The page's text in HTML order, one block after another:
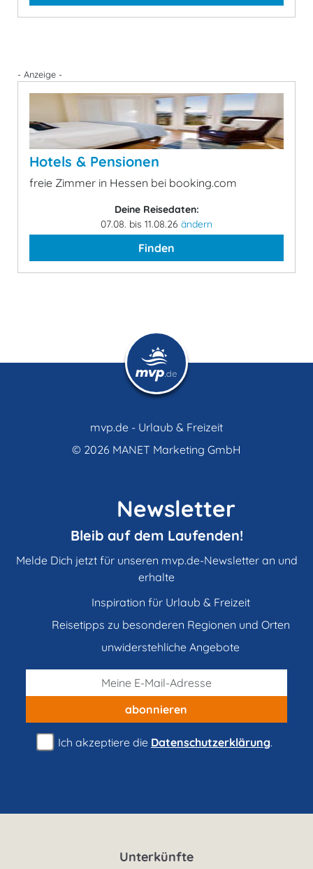
- Anzeige -
Hotels & Pensionen
freie Zimmer in Hessen bei booking.com
Deine Reisedaten:
07.08. bis 11.08.26 ändern
Finden
mvp.de - Urlaub & Freizeit
© 2026 MANET Marketing GmbH
Newsletter
Bleib auf dem Laufenden!
Melde Dich jetzt für unseren mvp.de-Newsletter an und
erhalte
Inspiration für Urlaub & Freizeit
Reisetipps zu besonderen Regionen und Orten
unwiderstehliche Angebote
abonnieren
Ich akzeptiere die Datenschutzerklärung.
Unterkünfte